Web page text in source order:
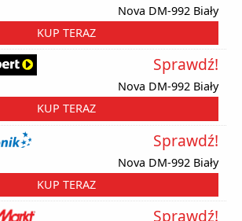
Nova DM-992 Biały
KUP TERAZ
Nova DM-992 Biały
Sprawdź!
KUP TERAZ
Nova DM-992 Biały
Sprawdź!
KUP TERAZ
Sprawdź!